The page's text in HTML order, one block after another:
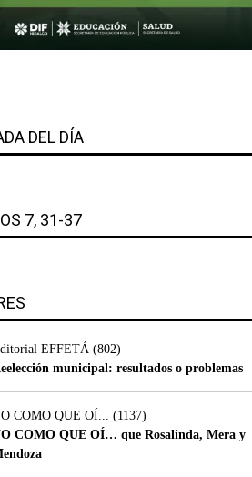
DEL DÍA
7, 31-37
EFFETÁ (802)
municipal: resultados o problemas
COMO QUE OÍ... (1137)
COMO QUE OÍ… que Rosalinda, Mera y